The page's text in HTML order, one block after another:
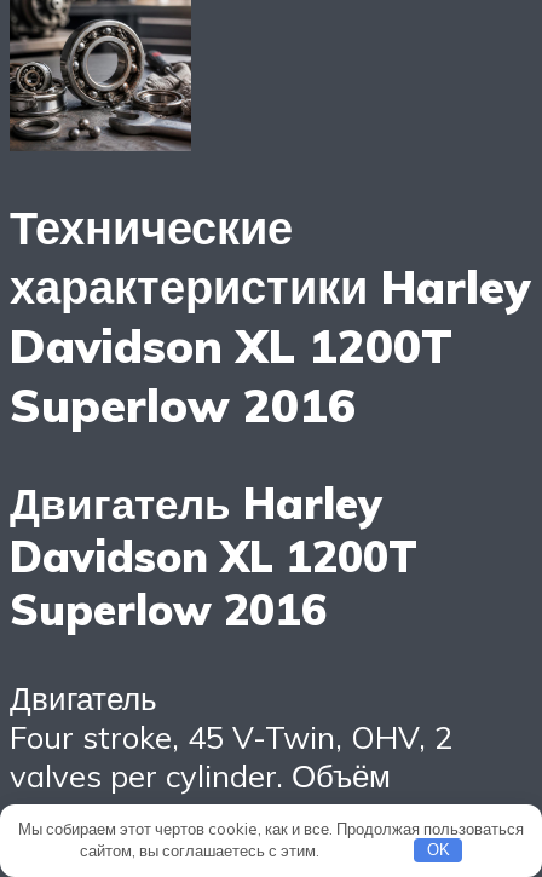
Технические
характеристики Harley
Davidson XL 1200T
Superlow 2016
Двигатель Harley
Davidson XL 1200T
Superlow 2016
Двигатель
Four stroke, 45 V-Twin, OHV, 2
valves per cylinder. Объём
двигателя
1202 cc / 73.4 cub in. Диаметр
Мы собираем этот чертов cookie, как и все. Продолжая пользоваться
сайтом, вы соглашаетесь с этим.
OK